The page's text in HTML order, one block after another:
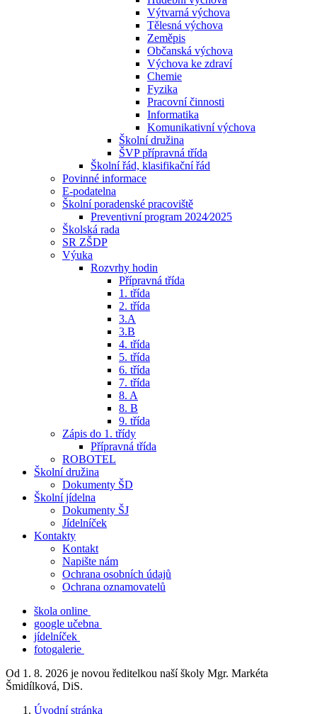
Výtvarná výchova
Tělesná výchova
Zeměpis
Občanská výchova
Výchova ke zdraví
Chemie
Fyzika
Pracovní činnosti
Informatika
Komunikativní výchova
Školní družina
ŠVP přípravná třída
Školní řád, klasifikační řád
Povinné informace
E-podatelna
Školní poradenské pracoviště
Preventivní program 2024⁄2025
Školská rada
SR ZŠDP
Výuka
Rozvrhy hodin
Přípravná třída
1. třída
2. třída
3.A
3.B
4. třída
5. třída
6. třída
7. třída
8. A
8. B
9. třída
Zápis do 1. třídy
Přípravná třída
ROBOTEL
Školní družina
Dokumenty ŠD
Školní jídelna
Dokumenty ŠJ
Jídelníček
Kontakty
Kontakt
Napište nám
Ochrana osobních údajů
Ochrana oznamovatelů
škola online
google učebna
jídelníček
fotogalerie
Od 1. 8. 2026 je novou ředitelkou naší školy Mgr. Markéta
Šmidílková, DiS.
Úvodní stránka